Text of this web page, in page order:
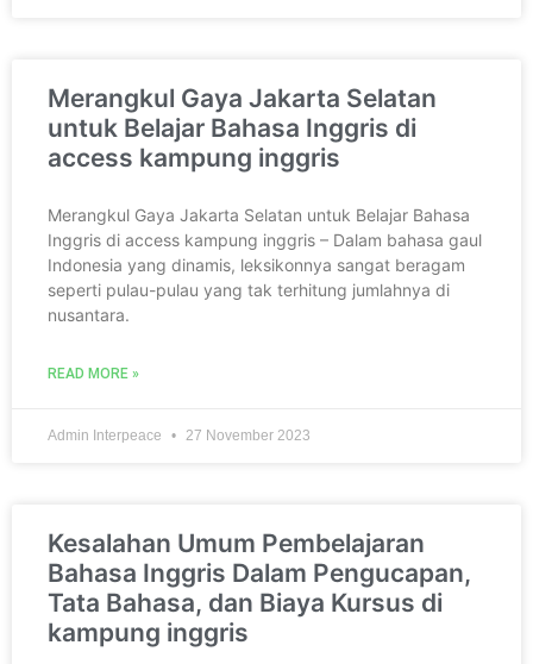
Merangkul Gaya Jakarta Selatan
untuk Belajar Bahasa Inggris di
access kampung inggris
Merangkul Gaya Jakarta Selatan untuk Belajar Bahasa
Inggris di access kampung inggris – Dalam bahasa gaul
Indonesia yang dinamis, leksikonnya sangat beragam
seperti pulau-pulau yang tak terhitung jumlahnya di
nusantara.
READ MORE »
Admin Interpeace 27 November 2023
Kesalahan Umum Pembelajaran
Bahasa Inggris Dalam Pengucapan,
Tata Bahasa, dan Biaya Kursus di
kampung inggris